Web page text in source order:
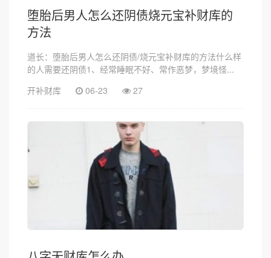
堕胎后男人怎么还阴债烧元宝补财库的
方法
道长：堕胎后男人怎么还阴债/烧元宝补财库的方法什么样
的人需要还阴债1、经常睡眠不好、常作恶梦，梦境怪...
开补财库
06-23 27